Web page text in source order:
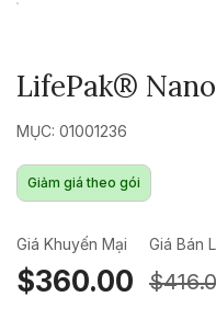
LifePak®
MỤC: 01001236
Giảm giá theo gói
Giá Khuyến Mại
$360.00
Giá Bán